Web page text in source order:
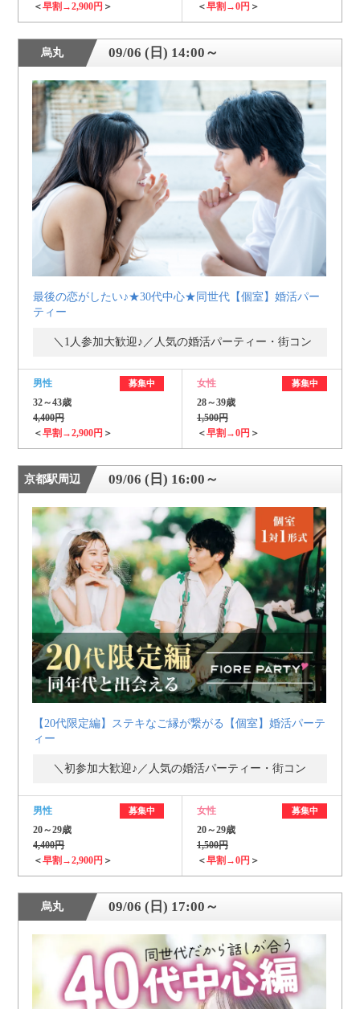
＜早割→2,900円 ＞
＜早割→0円 ＞
烏丸 09/06 (日) 14:00～
最後の恋がしたい♪★30代中心★同世代【個室】婚活パー
ティー
＼1人参加大歓迎♪／人気の婚活パーティー・街コン
男性 募集中
32～43歳
4,400円
＜早割→2,900円 ＞
女性 募集中
28～39歳
1,500円
＜早割→0円 ＞
京都駅周辺 09/06 (日) 16:00～
【20代限定編】ステキなご縁が繋がる【個室】婚活パーテ
ィー
＼初参加大歓迎♪／人気の婚活パーティー・街コン
男性 募集中
20～29歳
4,400円
＜早割→2,900円 ＞
女性 募集中
20～29歳
1,500円
＜早割→0円 ＞
烏丸 09/06 (日) 17:00～